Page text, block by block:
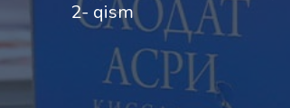
2- qism